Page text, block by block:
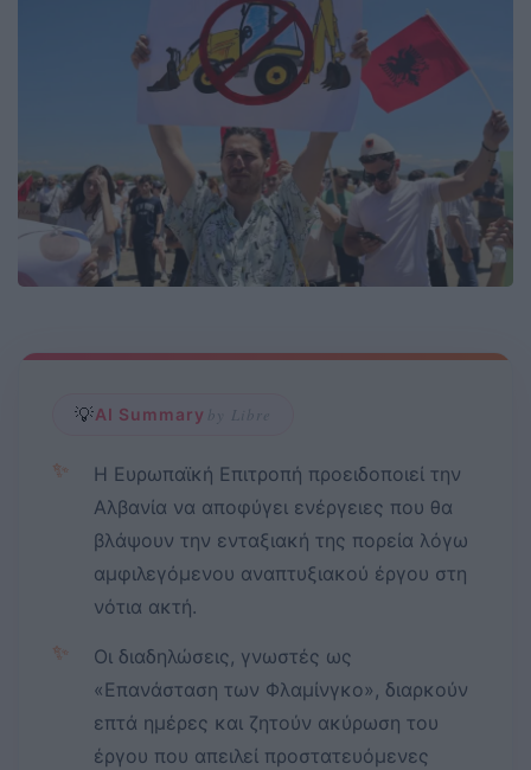
💡AI Summary by Libre
✨
Η Ευρωπαϊκή Επιτροπή προειδοποιεί την
Αλβανία να αποφύγει ενέργειες που θα
βλάψουν την ενταξιακή της πορεία λόγω
αμφιλεγόμενου αναπτυξιακού έργου στη
νότια ακτή.
✨
Οι διαδηλώσεις, γνωστές ως
«Επανάσταση των Φλαμίνγκο», διαρκούν
επτά ημέρες και ζητούν ακύρωση του
έργου που απειλεί προστατευόμενες